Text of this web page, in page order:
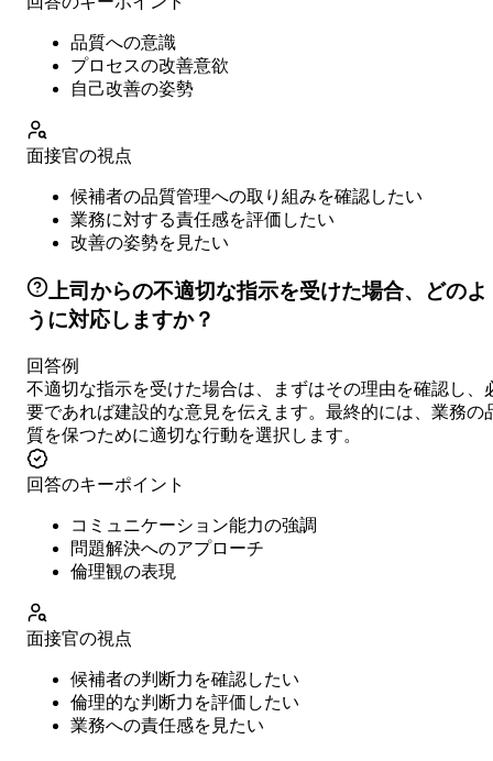
品質への意識
プロセスの改善意欲
自己改善の姿勢
面接官の視点
候補者の品質管理への取り組みを確認したい
業務に対する責任感を評価したい
改善の姿勢を見たい
上司からの不適切な指示を受けた場合、どのよ
うに対応しますか？
回答例
不適切な指示を受けた場合は、まずはその理由を確認し、
要であれば建設的な意見を伝えます。最終的には、業務の
質を保つために適切な行動を選択します。
回答のキーポイント
コミュニケーション能力の強調
問題解決へのアプローチ
倫理観の表現
面接官の視点
候補者の判断力を確認したい
倫理的な判断力を評価したい
業務への責任感を見たい